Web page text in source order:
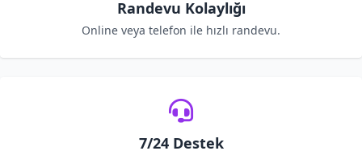
Randevu Kolaylığı
Online veya telefon ile hızlı randevu.
7/24 Destek